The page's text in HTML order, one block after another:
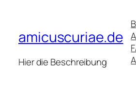
amicuscuriae.de
Hier die Beschreibung